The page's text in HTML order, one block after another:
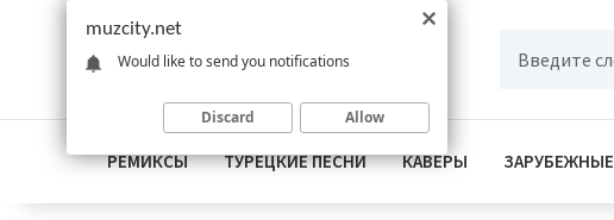
РЕМИКСЫ ТУРЕЦКИЕ ПЕСНИ КАВЕРЫ ЗАРУБЕЖНЫЕ
muzcity.net
Would like to send you notifications
Discard Allow